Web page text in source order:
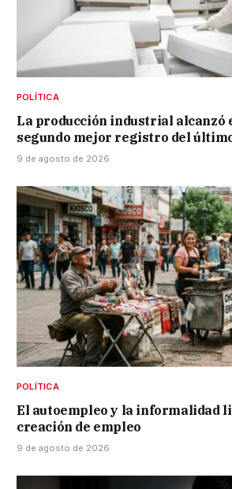
POLÍTICA
La producción industrial alcanzó
segundo mejor registro del
9 de agosto de 2026
POLÍTICA
El autoempleo y la informalidad
creación de empleo
9 de agosto de 2026